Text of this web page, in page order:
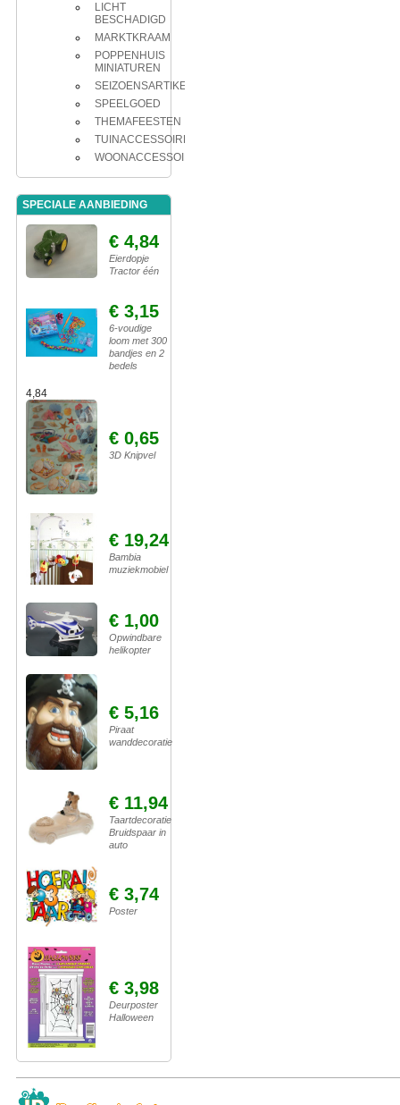
LICHT
BESCHADIGD
MARKTKRAAM
POPPENHUIS
MINIATUREN
SEIZOENSARTIKELEN
SPEELGOED
THEMAFEESTEN
TUINACCESSOIRES
WOONACCESSOIRES
SPECIALE AANBIEDING
€ 4,84
Eierdopje
Tractor één
€ 3,15
6-voudige
loom met 300
bandjes en 2
bedels
4,84
€ 0,65
3D Knipvel
€ 19,24
Bambia
muziekmobiel
€ 1,00
Opwindbare
helikopter
€ 5,16
Piraat
wanddecoratie
€ 11,94
Taartdecoratie
Bruidspaar in
auto
€ 3,74
Poster
€ 3,98
Deurposter
Halloween